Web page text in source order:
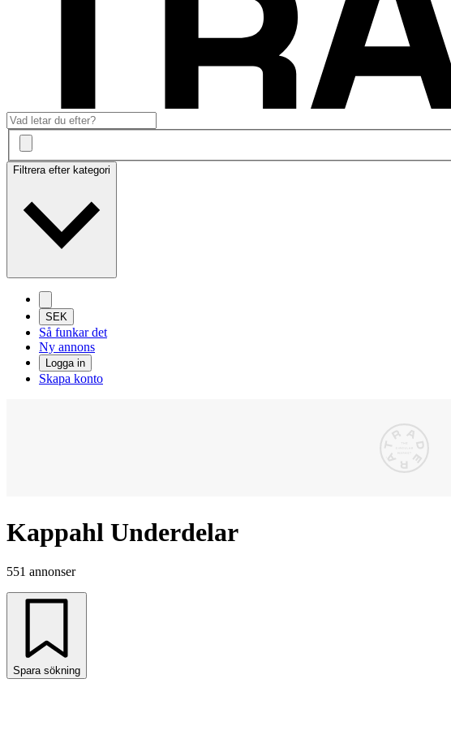
Filtrera efter kategori
SEK
Så funkar det
Ny annons
Logga in
Skapa konto
Kappahl Underdelar
551 annonser
Spara sökning